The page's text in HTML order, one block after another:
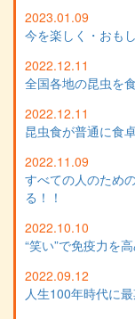
2023.01.09
今を楽しく・おも
2022.12.11
全国各地の昆虫を
2022.12.11
昆虫食が普通に食
2022.11.09
すべての人のため
る！！
2022.10.10
“笑い”で免疫力を
2022.09.12
人生100年時代に